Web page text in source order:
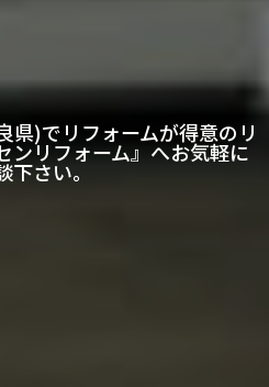
県)でリフォームが得意のリ
ンリフォーム』へお気軽に
下さい。